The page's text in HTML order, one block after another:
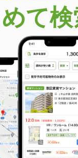
て検